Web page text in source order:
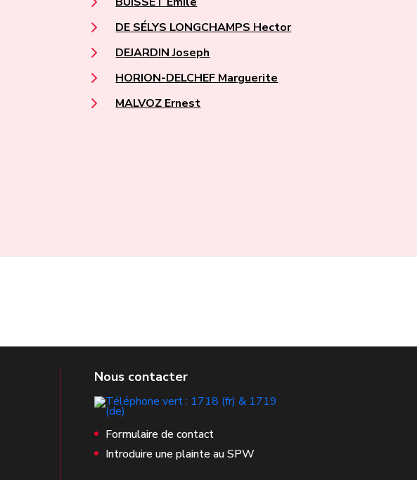
DE SÉLYS LONGCHAMPS Hector
DEJARDIN Joseph
HORION-DELCHEF Marguerite
MALVOZ Ernest
Formulaire de contact
Introduire une plainte au SPW